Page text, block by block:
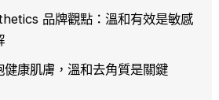
品牌觀點：溫和有效是敏感
健康肌膚，溫和去角質是關鍵